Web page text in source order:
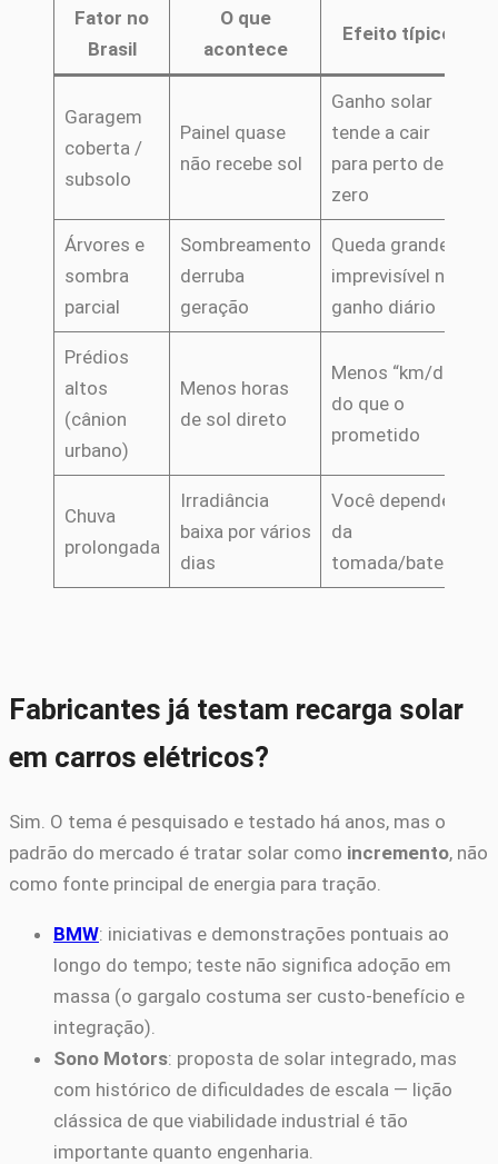
Fator no
Brasil
O que
acontece
Efeito típico
Garagem
coberta /
subsolo
Painel quase
não recebe sol
Ganho solar
tende a cair
para perto de
zero
Árvores e
sombra
parcial
Sombreamento
derruba
geração
Queda grande e
imprevisível no
ganho diário
Prédios
altos
(cânion
urbano)
Menos horas
de sol direto
Menos “km/dia”
do que o
prometido
Chuva
prolongada
Irradiância
baixa por vários
dias
Você depende
da
tomada/bateria
Fabricantes já testam recarga solar
em carros elétricos?
Sim. O tema é pesquisado e testado há anos, mas o
padrão do mercado é tratar solar como incremento, não
como fonte principal de energia para tração.
BMW: iniciativas e demonstrações pontuais ao
longo do tempo; teste não significa adoção em
massa (o gargalo costuma ser custo-benefício e
integração).
Sono Motors: proposta de solar integrado, mas
com histórico de dificuldades de escala — lição
clássica de que viabilidade industrial é tão
importante quanto engenharia.